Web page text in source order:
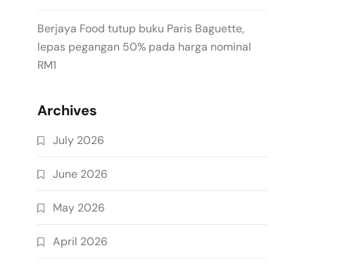
Berjaya Food tutup buku Paris Baguette,
lepas pegangan 50% pada harga nominal
RM1
Archives
July 2026
June 2026
May 2026
April 2026